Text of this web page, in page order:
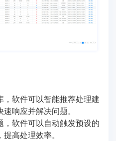
软件可以智能推荐处理建
响应并解决问题。
软件可以自动触发预设的
高处理效率。